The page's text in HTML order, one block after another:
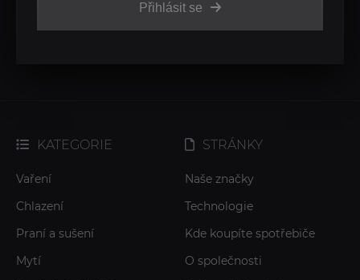
Přihlásit se
KATEGORIE
Vaření
Chlazení
Praní a sušení
Mytí
STRÁNKY
Naše značky
Technologie
Kde koupíte spotřebiče
O společnosti